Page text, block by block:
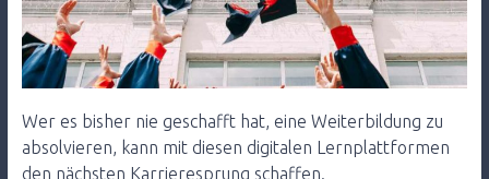
Wer es bisher nie geschafft hat, eine Weiterbildung zu
absolvieren, kann mit diesen digitalen Lernplattformen
den nächsten Karrieresprung schaffen.